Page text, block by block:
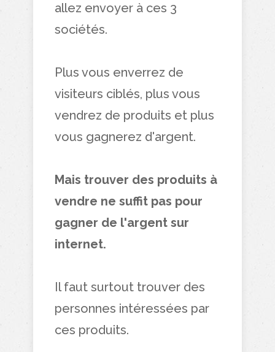
allez envoyer à ces 3
sociétés.
Plus vous enverrez de
visiteurs ciblés, plus vous
vendrez de produits et plus
vous gagnerez d'argent.
Mais trouver des produits à
vendre ne suffit pas pour
gagner de l'argent sur
internet.
Il faut surtout trouver des
personnes intéressées par
ces produits.